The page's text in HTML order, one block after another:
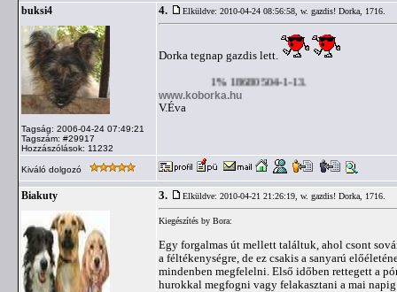
buksi4
Tagság: 2006-04-24 07:49:21
Tagszám: #29917
Hozzászólások: 11232
4. Elküldve: 2010-04-24 08:56:58, w. gazdis! Dorka, 1716.
Dorka tegnap gazdis lett.
1% 18680504-1-13.
www.koborka.hu
V.Éva
Kiváló dolgozó
Biakuty 3. Elküldve: 2010-04-21 21:26:19, w. gazdis! Dorka, 1716.
Kiegészítés by Bora:
Egy forgalmas út mellett találtuk, ahol csont
a féltékenységre, de ez csakis a sanyarú
mindenben megfelelni. Első időben rettegett a
hurokkal megfogni vagy felakasztani a mai